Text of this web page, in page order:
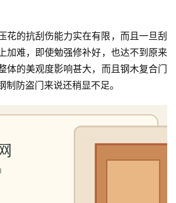
花的抗刮伤能力实在有限，而且一旦刮
加难，即使勉强修补好，也达不到原来
体的美观度影响甚大，而且钢木复合门
制防盗门来说还稍显不足。